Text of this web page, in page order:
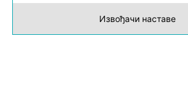
Извођачи наставе